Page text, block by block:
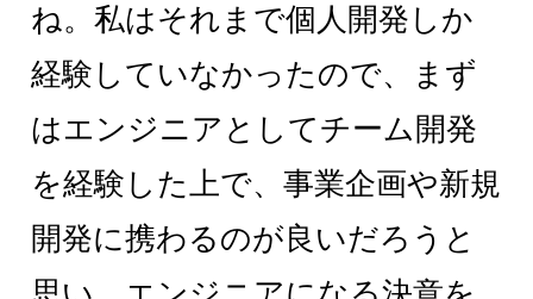
ね。私はそれまで個人開発しか
経験していなかったので、まず
はエンジニアとしてチーム開発
を経験した上で、事業企画や新規
開発に携わるのが良いだろうと